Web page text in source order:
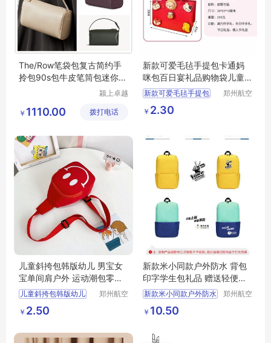
The/Row笔袋包复古简约手
拎包90s包牛皮笔筒包迷你腋
颍上卓越
有限公司
￥ 1110.00 拨打电话
新款可爱毛毡手提包卡通妈
咪包百日宴礼品购物袋儿童
卡通
新款可爱毛毡手提包
卡通妈咪包
郑州航空
￥ 2.30
儿童斜挎包韩版幼儿 男宝女
宝单间肩户外 运动潮包零钱
包迷你
儿童斜挎包韩版幼儿
男宝女宝单间肩户外
运动潮包零钱包迷你
郑州航空
￥ 2.50
新款米小同款户外防水 背包
印字学生包礼品 赠送轻便旅
行双肩包
新款米小同款户外防水
背包印字学生包礼品
赠送轻便旅行双肩包
郑州航空
￥ 10.50